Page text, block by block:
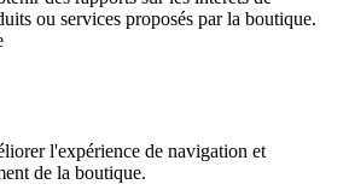
ou services proposés par la boutique.
l'expérience de navigation et
de la boutique.